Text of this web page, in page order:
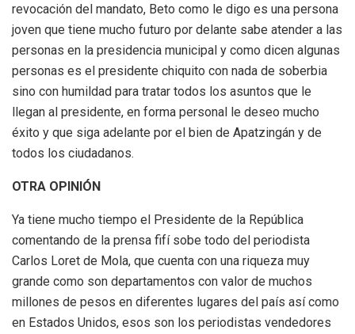
revocación del mandato, Beto como le digo es una persona
joven que tiene mucho futuro por delante sabe atender a las
personas en la presidencia municipal y como dicen algunas
personas es el presidente chiquito con nada de soberbia
sino con humildad para tratar todos los asuntos que le
llegan al presidente, en forma personal le deseo mucho
éxito y que siga adelante por el bien de Apatzingán y de
todos los ciudadanos.
OTRA OPINIÓN
Ya tiene mucho tiempo el Presidente de la República
comentando de la prensa fifí sobe todo del periodista
Carlos Loret de Mola, que cuenta con una riqueza muy
grande como son departamentos con valor de muchos
millones de pesos en diferentes lugares del país así como
en Estados Unidos, esos son los periodistas vendedores